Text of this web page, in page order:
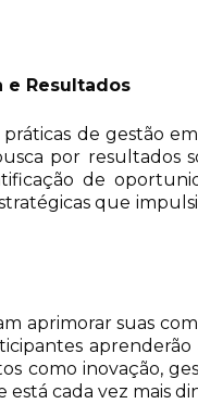
e Resultados
de gestão
por resultados
de
que
aprimorar suas
como inovação,
cada vez mais